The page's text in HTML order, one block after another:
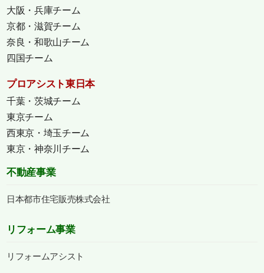
大阪・兵庫チーム
京都・滋賀チーム
奈良・和歌山チーム
四国チーム
プロアシスト東日本
千葉・茨城チーム
東京チーム
西東京・埼玉チーム
東京・神奈川チーム
不動産事業
日本都市住宅販売株式会社
リフォーム事業
リフォームアシスト